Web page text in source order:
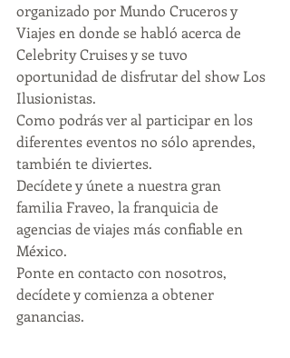
organizado por Mundo Cruceros y
Viajes en donde se habló acerca de
Celebrity Cruises y se tuvo
oportunidad de disfrutar del show Los
Ilusionistas.
Como podrás ver al participar en los
diferentes eventos no sólo aprendes,
también te diviertes.
Decídete y únete a nuestra gran
familia Fraveo, la franquicia de
agencias de viajes más confiable en
México.
Ponte en contacto con nosotros,
decídete y comienza a obtener
ganancias.